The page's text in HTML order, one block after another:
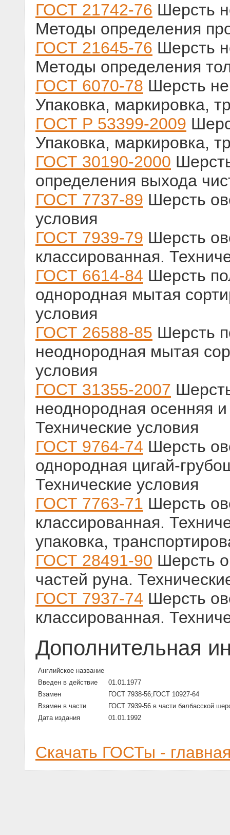
ГОСТ 21742-76 Шерсть
Методы определения
ГОСТ 21645-76 Шерсть
Методы определения
ГОСТ 6070-78 Шерсть
Упаковка, маркировка,
ГОСТ Р 53399-2009
Упаковка, маркировка,
ГОСТ 30190-2000
определения выхода
ГОСТ 7737-89 Шерсть
условия
ГОСТ 7939-79 Шерсть
классированная.
ГОСТ 6614-84 Шерсть
однородная мытая
условия
ГОСТ 26588-85 Шерсть
неоднородная мытая
условия
ГОСТ 31355-2007
неоднородная осенняя
Технические условия
ГОСТ 9764-74 Шерсть
однородная цигай-
Технические условия
ГОСТ 7763-71 Шерсть
классированная.
упаковка,
ГОСТ 28491-90 Шерсть
частей руна.
ГОСТ 7937-74 Шерсть
классированная.
Дополнительная
Английское название
Введен в действие
01.01.1977
Взамен
ГОСТ 7938-56;ГОСТ 10927-64
Взамен в части
ГОСТ 7939-56 в части балбасской
Дата издания
01.01.1992
Скачать ГОСТы -